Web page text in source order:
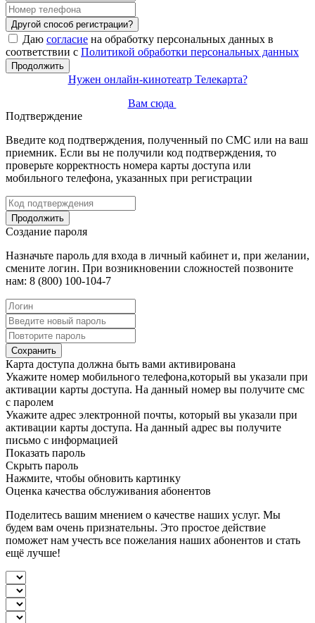
Другой способ регистрации?
Даю согласие на обработку персональных данных в
соответствии с Политикой обработки персональных данных
Продолжить
Нужен онлайн-кинотеатр Телекарта?
Вам сюда
Подтверждение
Введите код подтверждения, полученный по СМС или на ваш
приемник. Если вы не получили код подтверждения, то
проверьте корректность номера карты доступа или
мобильного телефона, указанных при регистрации
Продолжить
Создание пароля
Назначьте пароль для входа в личный кабинет и, при желании,
смените логин. При возникновении сложностей позвоните
нам: 8 (800) 100-104-7
Сохранить
Карта доступа должна быть вами активирована
Укажите номер мобильного телефона,который вы указали при
активации карты доступа. На данный номер вы получите смс
с паролем
Укажите адрес электронной почты, который вы указали при
активации карты доступа. На данный адрес вы получите
письмо с информацией
Показать пароль
Скрыть пароль
Нажмите, чтобы обновить картинку
Оценка качества обслуживания абонентов
Поделитесь вашим мнением о качестве наших услуг. Мы
будем вам очень признательны. Это простое действие
поможет нам учесть все пожелания наших абонентов и стать
ещё лучше!